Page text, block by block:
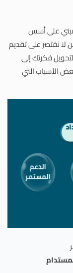
على أسس
لا نقتصر على تقديم
فكرتك إلى
الأسباب التي